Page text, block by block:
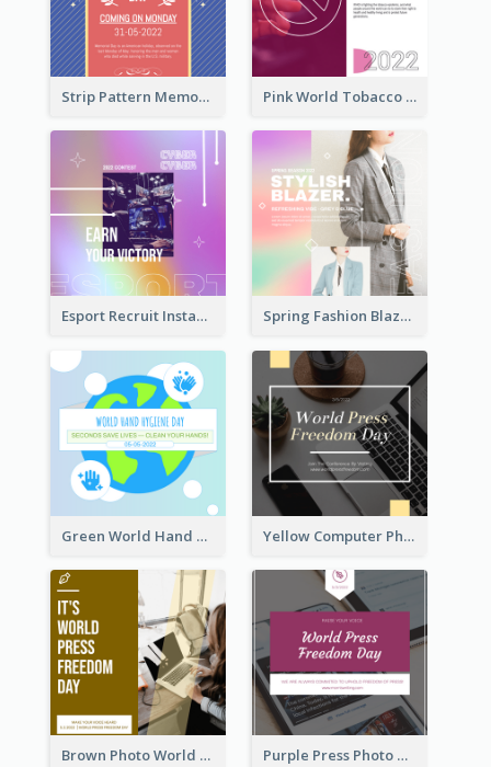
Strip Pattern Memorial Day Instagram Post Pink World Tobacco Day Instagram Post
Esport Recruit Instagram Post Spring Fashion Blazer Instagram Post
Green World Hand Hygiene Day Instagram Post Yellow Computer Photo World Press Freedom Day Instagram Post
Brown Photo World Press Freedom Day Instagram Post Purple Press Photo World Press Freedom Day Instagram Post